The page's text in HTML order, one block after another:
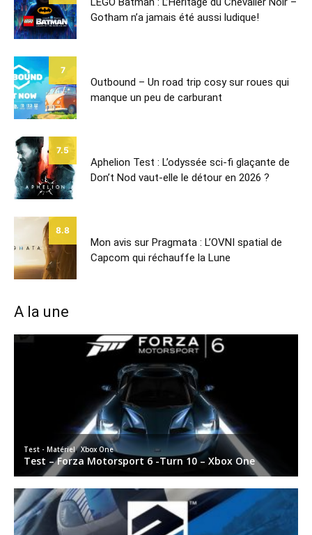
Gotham n’a jamais été aussi ludique!
7
Outbound – Un road trip cosy sur roues qui
manque un peu de carburant
7.5
Aphelion Test : L’odyssée sci-fi glaçante de
Don’t Nod vaut-elle le détour en 2026 ?
8.8
Mon avis sur Pragmata : L’OVNI spatial de
Capcom qui réchauffe la Lune
A la une